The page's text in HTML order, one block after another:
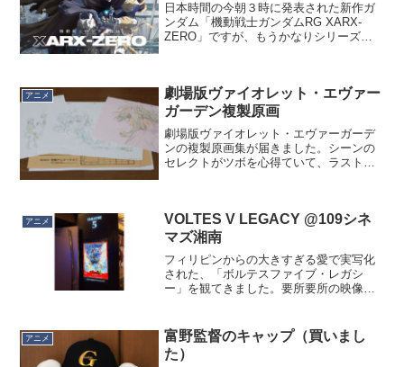
日本時間の今朝３時に発表された新作ガ
ンダム「機動戦士ガンダムRG XARX-
ZERO」ですが、もうかなりシリーズを
と近似している「ア...
アニメ
劇場版ヴァイオレット・エヴァー
ガーデン複製原画
劇場版ヴァイオレット・エヴァーガーデ
ンの複製原画集が届きました。シーンの
セレクトがツボを心得ていて、ラストの
ットばかりです。映画で使わ...
アニメ
VOLTES V LEGACY @109シネ
マズ湘南
フィリピンからの大きすぎる愛で実写化
された、「ボルテスファイブ・レガシ
ー」を観てきました。要所要所の映像は
安はありませんでした。むしろ凄いのは
当たり前で、どれだけ盛り上...
アニメ
富野監督のキャップ（買いまし
た）